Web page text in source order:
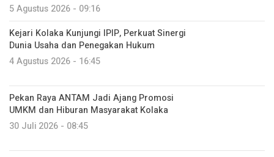
5 Agustus 2026 - 09:16
Kejari Kolaka Kunjungi IPIP, Perkuat Sinergi
Dunia Usaha dan Penegakan Hukum
4 Agustus 2026 - 16:45
Pekan Raya ANTAM Jadi Ajang Promosi
UMKM dan Hiburan Masyarakat Kolaka
30 Juli 2026 - 08:45